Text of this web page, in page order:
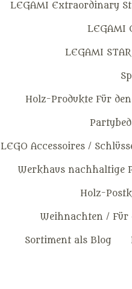
LEGAMI Extraordinary
LEGAMI
LEGAMI
Holz-Produkte Für
LEGO Accessoires /
Werkhaus nachhaltige
Holz-
Weihnachten / Für
Sortiment als Blog